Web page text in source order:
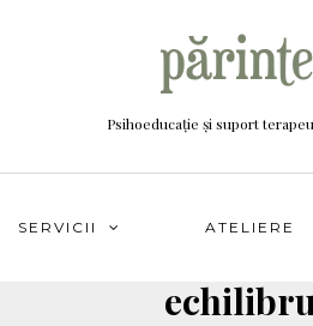
Psihoeducație și suport
SERVICII ATELIERE